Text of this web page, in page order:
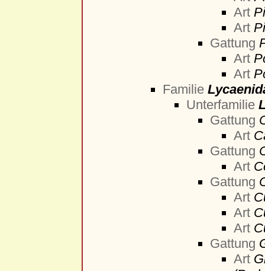
Art
Art
Gattung
Art
Art
Familie
Unterfamilie
Gattung
Art
Gattung
Art
Gattung
Art
Art
Art
Gattung
Art